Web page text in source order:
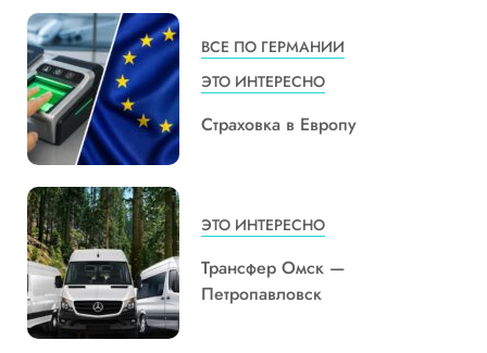
ВСЕ ПО ГЕРМАНИИ
ЭТО ИНТЕРЕСНО
Страховка в Европу
ЭТО ИНТЕРЕСНО
Трансфер Омск —
Петропавловск